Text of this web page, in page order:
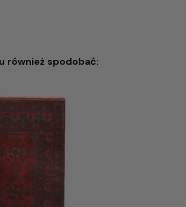
- Dywan orientalny
zł -44%
również spodobać: